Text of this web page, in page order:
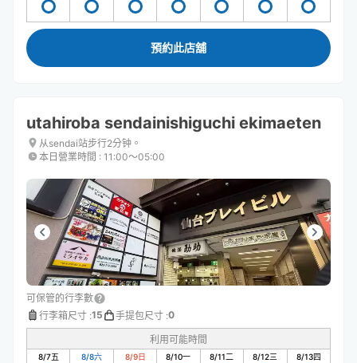
預約此店舖
utahiroba sendainishiguchi ekimaeten
从sendai站步行2分钟。
本日營業時間 : 11:00〜05:00
可保管的行李數
行李箱尺寸 :15 手提包尺寸 :0
利用可能時間
8/7五 8/8六 8/9日 8/10一 8/11二 8/12三 8/13四